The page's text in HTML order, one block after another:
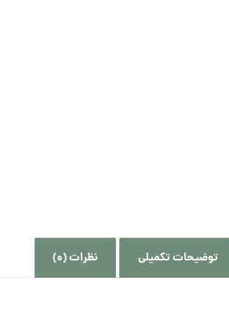
توضیحات تکمیلی نظرات (0)